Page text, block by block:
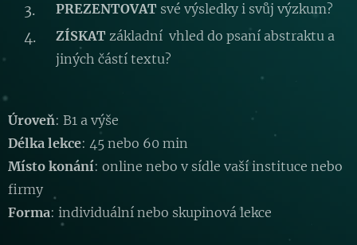
PREZENTOVAT své výsledky i svůj výzkum?
ZÍSKAT základní vhled do psaní abstraktu a
jiných částí textu?
Úroveň: B1 a výše
Délka lekce: 45 nebo 60 min
Místo konání: online nebo v sídle vaší instituce nebo
firmy
Forma: individuální nebo skupinová lekce